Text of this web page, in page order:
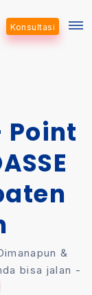
Konsultasi
&
bisa jalan -